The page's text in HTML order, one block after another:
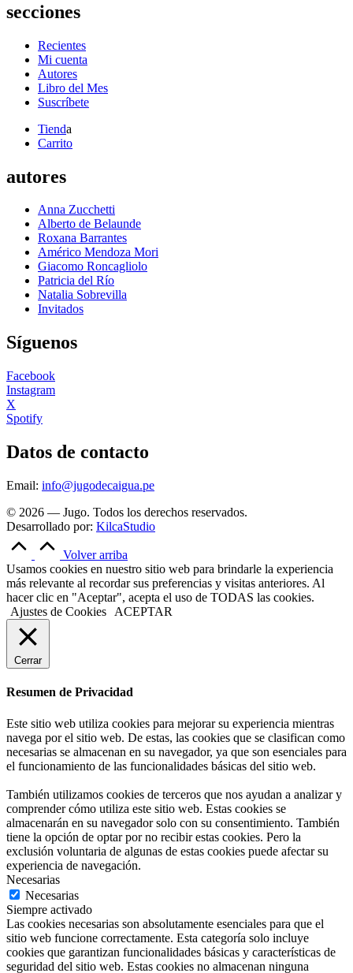
secciones
Recientes
Mi cuenta
Autores
Libro del Mes
Suscríbete
Tienda
Carrito
autores
Anna Zucchetti
Alberto de Belaunde
Roxana Barrantes
Américo Mendoza Mori
Giacomo Roncagliolo
Patricia del Río
Natalia Sobrevilla
Invitados
Síguenos
Facebook
Instagram
X
Spotify
Datos de contacto
Email: info@jugodecaigua.pe
© 2026 — Jugo. Todos los derechos reservados.
Desarrollado por: KilcaStudio
Volver arriba
Usamos cookies en nuestro sitio web para brindarle la experiencia
más relevante al recordar sus preferencias y visitas anteriores. Al
hacer clic en "Aceptar", acepta el uso de TODAS las cookies.
Ajustes de Cookies
ACEPTAR
Cerrar
Resumen de Privacidad
Este sitio web utiliza cookies para mejorar su experiencia mientras
navega por el sitio web. De estas, las cookies que se clasifican como
necesarias se almacenan en su navegador, ya que son esenciales para
el funcionamiento de las funcionalidades básicas del sitio web.
También utilizamos cookies de terceros que nos ayudan a analizar y
comprender cómo utiliza este sitio web. Estas cookies se
almacenarán en su navegador solo con su consentimiento. También
tiene la opción de optar por no recibir estas cookies. Pero la
exclusión voluntaria de algunas de estas cookies puede afectar su
experiencia de navegación.
Necesarias
Necesarias
Siempre activado
Las cookies necesarias son absolutamente esenciales para que el
sitio web funcione correctamente. Esta categoría solo incluye
cookies que garantizan funcionalidades básicas y características de
seguridad del sitio web. Estas cookies no almacenan ninguna